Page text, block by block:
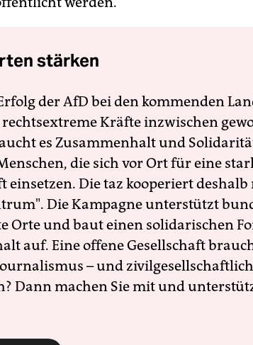
stärken
der AfD bei den kommenden
Kräfte inzwischen
es Zusammenhalt und
die sich vor Ort für eine
einsetzen. Die taz kooperiert deshalb
Die Kampagne unterstützt
Orte und baut einen solidarischen
auf. Eine offene Gesellschaft
– und
Dann machen Sie mit und